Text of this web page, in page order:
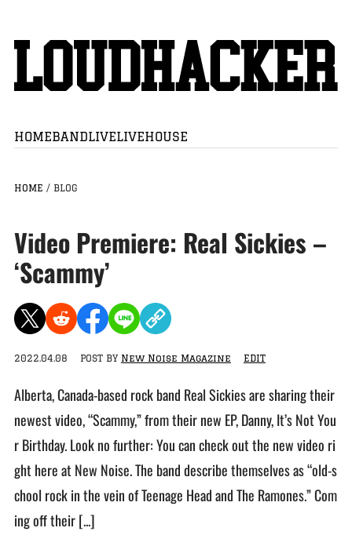
HOMEBANDLIVELIVEHOUSE
HOME / BLOG
Video Premiere: Real Sickies –
‘Scammy’
2022.04.08 POST BY New Noise Magazine EDIT
Alberta, Canada-based rock band Real Sickies are sharing their
newest video, “Scammy,” from their new EP, Danny, It’s Not You
r Birthday. Look no further: You can check out the new video ri
ght here at New Noise. The band describe themselves as “old-s
chool rock in the vein of Teenage Head and The Ramones.” Com
ing off their [...]